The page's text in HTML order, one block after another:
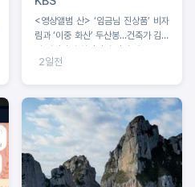
<영상앨범 산> ‘임금님 진상품’ 비자
림과 ‘이중 화산’ 두산봉...건축가 김호
2일전